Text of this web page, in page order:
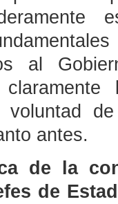
al
antes.
de la
de